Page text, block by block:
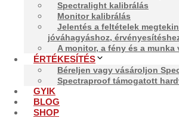
Spectralight kalibrálás
Monitor kalibrálás
Jelentés a feltételek
jóváhagyáshoz,
A monitor, a fény és a munka
ÉRTÉKESÍTÉS
Béreljen vagy vásároljon
Spectraproof támogatott
GYIK
BLOG
SHOP
A csatlakoztatott spektrométer
ellenőrzésére használható. A
mérés, egyetlen spektrum vagy a
A munkafolyamatokat
funkciók a meglévő
lehetővé.
Az Spectraproof® rendszer a
kombinációja. Mindkettő új